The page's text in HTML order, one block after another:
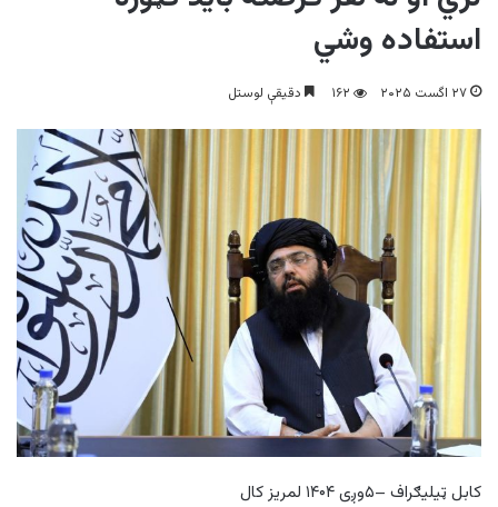
استفاده وشي
۲۷ اگست ۲۰۲۵ ۱۶۲ دقیقې لوستل
کابل ټیلیګراف –۵وږی ۱۴۰۴ لمریز کال